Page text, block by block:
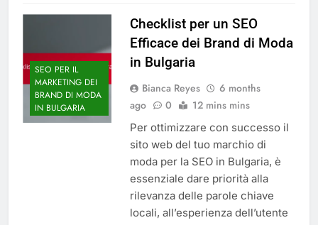
SEO PER IL
MARKETING DEI
BRAND DI MODA
IN BULGARIA
Checklist per un SEO
Efficace dei Brand di Moda
in Bulgaria
Bianca Reyes
6 months
ago
0 12 mins mins
Per ottimizzare con successo il
sito web del tuo marchio di
moda per la SEO in Bulgaria, è
essenziale dare priorità alla
rilevanza delle parole chiave
locali, all’esperienza dell’utente